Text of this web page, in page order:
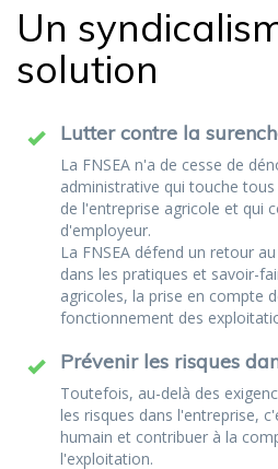
Un
solution
Lutter contre la
La FNSEA n'a de cesse de
administrative qui touche
de l'entreprise agricole et qui
d'employeur.
La FNSEA défend un retour
dans les pratiques et savoir-
agricoles, la prise en compte
fonctionnement des
Prévenir les risques
Toutefois, au-delà des
les risques dans l'entreprise,
humain et contribuer à la
l'exploitation.